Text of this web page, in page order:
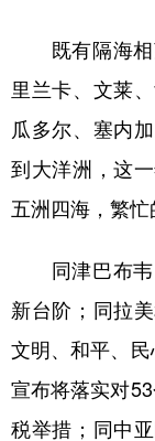
既有隔海相
里兰卡、文莱
瓜多尔、塞内
到大洋洲，这
五洲四海，繁忙
同津巴布韦
新台阶；同拉
文明、和平、民
宣布将落实对
税举措；同中